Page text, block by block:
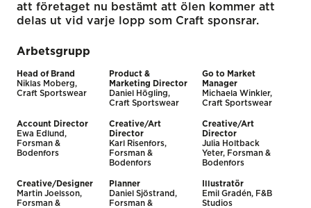
att företaget nu bestämt att ölen kommer att
delas ut vid varje lopp som Craft sponsrar.
Arbetsgrupp
Head of Brand
Niklas Moberg,
Craft Sportswear
Product &
Marketing Director
Daniel Högling,
Craft Sportswear
Go to Market
Manager
Michaela Winkler,
Craft Sportswear
Account Director
Ewa Edlund,
Forsman &
Bodenfors
Creative/Art
Director
Karl Risenfors,
Forsman &
Bodenfors
Creative/Art
Director
Julia Holtback
Yeter, Forsman &
Bodenfors
Creative/Designer
Martin Joelsson,
Forsman &
Planner
Daniel Sjöstrand,
Forsman &
Illustratör
Emil Gradén, F&B
Studios